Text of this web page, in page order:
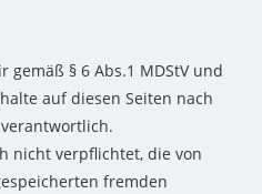
§ 6 Abs.1 MDStV und
auf diesen Seiten nach
nicht verpflichtet, die von
fremden